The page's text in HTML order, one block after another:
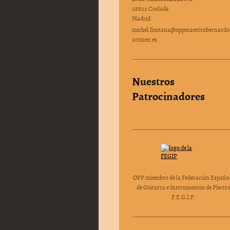
28822 Coslada
Madrid
artinez.es
Nuestros
Patrocinadores
OPP miembro de la Federación
de Guitarra e Instrumentos de Plectro
F.E.G.I.P.